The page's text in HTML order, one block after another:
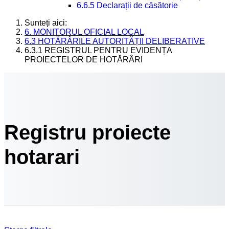
6.6.5 Declarații de căsătorie
Sunteți aici:
6. MONITORUL OFICIAL LOCAL
6.3 HOTĂRÂRILE AUTORITĂȚII DELIBERATIVE
6.3.1 REGISTRUL PENTRU EVIDENȚA
PROIECTELOR DE HOTĂRÂRI
Registru proiecte
hotarari